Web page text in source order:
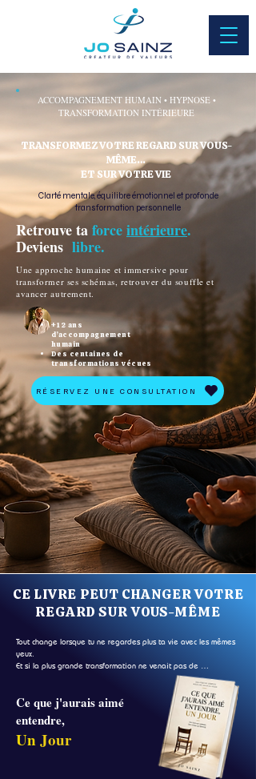
ACCOMPAGNEMENT HUMAIN • HYPNOSE •
TRANSFORMATION INTÉRIEURE
TRANSFORMEZ VOTRE REGARD SUR VOUS-
MÊME…
ET SUR VOTRE VIE
Clarté mentale, équilibre émotionnel et profonde
transformation personnelle
Retrouve taforceintérieure.
Deviens libre.
Une approche humaine et immersive pour
transformer ses schémas, retrouver du souffle et
avancer autrement.
+12 ans
d’accompagnement
humain
Des centaines de
transformations vécues
RÉSERVEZ UNE CONSULTATION
CE LIVRE PEUT CHANGER VOTRE
REGARD SUR VOUS-MÊME
Tout change lorsque tu ne regardes plus ta vie avec les mêmes
yeux.
Et si la plus grande transformation ne venait pas de
Ce que j'aurais aimé
entendre,
UnJour